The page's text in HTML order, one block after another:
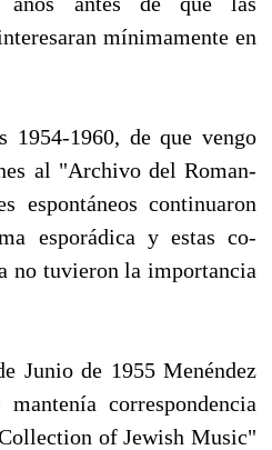
mínimamente en
1960, de que vengo
al "Archivo del Roman­
espontáneos continuaron
esporádica y estas co­
no tuvieron la importancia
de 1955 Menéndez
correspon­dencia
of Jewish Music"